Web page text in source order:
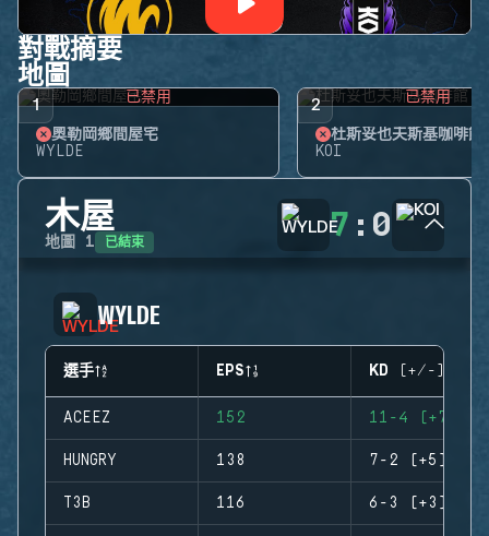
對戰摘要
地圖
1 已禁用
奧勒岡鄉間屋宅
WYLDE
2 已禁用
杜斯妥也夫斯基咖啡館
KOI
木屋
地圖 1 已結束 7 : 0
WYLDE
選手 EPS KD (+/-)
ACEEZ 152 11-4 (+7)
HUNGRY 138 7-2 (+5)
T3B 116 6-3 (+3)